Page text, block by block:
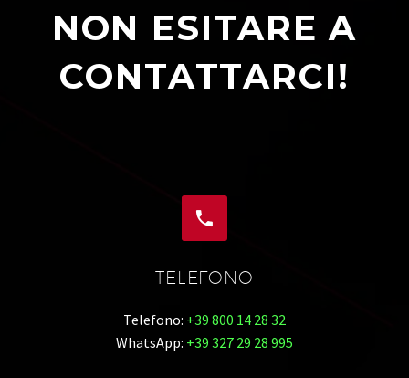
NON ESITARE A
CONTATTARCI!


TELEFONO
Telefono: +39 800 14 28 32
WhatsApp: +39 327 29 28 995